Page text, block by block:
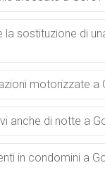
la sostituzione di
motorizzate a
anche di notte a
in condomini a